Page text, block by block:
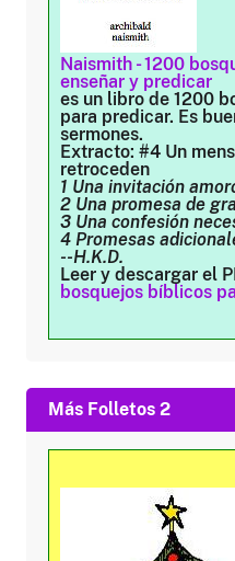
Naismith - 1200
enseñar y predicar
es un libro de 1200
para predicar. Es
sermones.
Extracto: #4 Un
retroceden
1 Una invitación
2 Una promesa de
3 Una confesión
4 Promesas
--H.K.D.
Leer y descargar el
bosquejos bíblicos
Más Folletos 2